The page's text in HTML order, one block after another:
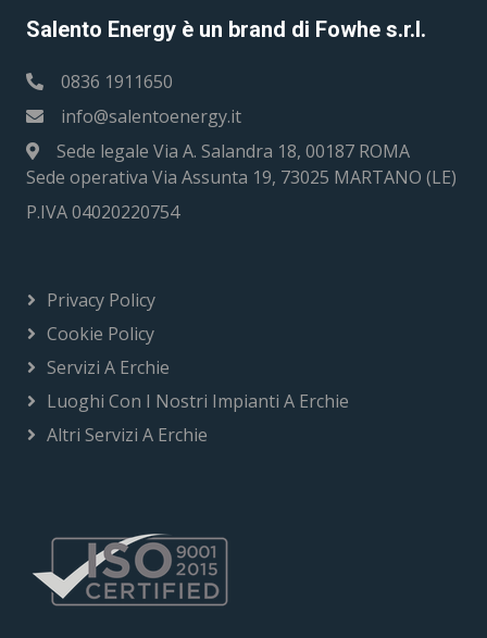
Salento Energy è un brand di Fowhe s.r.l.
0836 1911650
info@salentoenergy.it
Sede legale Via A. Salandra 18, 00187 ROMA
Sede operativa Via Assunta 19, 73025 MARTANO (LE)
P.IVA 04020220754
Privacy Policy
Cookie Policy
Servizi A Erchie
Luoghi Con I Nostri Impianti A Erchie
Altri Servizi A Erchie